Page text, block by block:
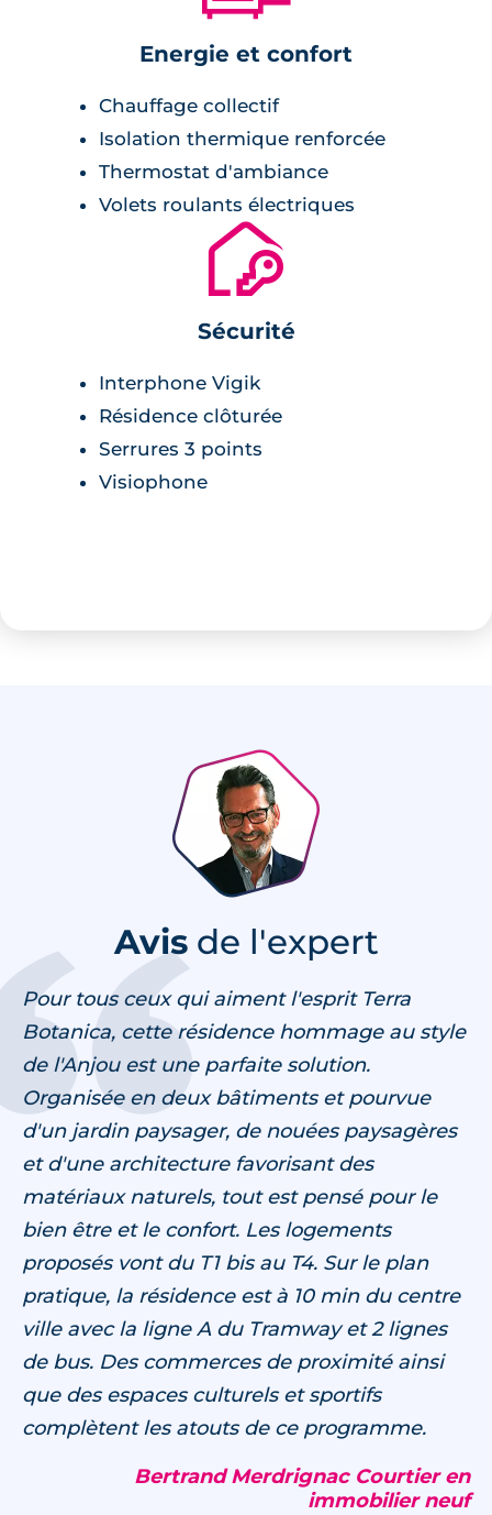
Energie et confort
Chauffage collectif
Isolation thermique renforcée
Thermostat d'ambiance
Volets roulants électriques
🔐
Sécurité
Interphone Vigik
Résidence clôturée
Serrures 3 points
Visiophone
Avisde l'expert
Pour tous ceux qui aiment l'esprit Terra
Botanica, cette résidence hommage au style
de l'Anjou est une parfaite solution.
Organisée en deux bâtiments et pourvue
d'un jardin paysager, de nouées paysagères
et d'une architecture favorisant des
matériaux naturels, tout est pensé pour le
bien être et le confort. Les logements
proposés vont du T1 bis au T4. Sur le plan
pratique, la résidence est à 10 min du centre
ville avec la ligne A du Tramway et 2 lignes
de bus. Des commerces de proximité ainsi
que des espaces culturels et sportifs
complètent les atouts de ce programme.
Bertrand Merdrignac Courtier en
immobilier neuf